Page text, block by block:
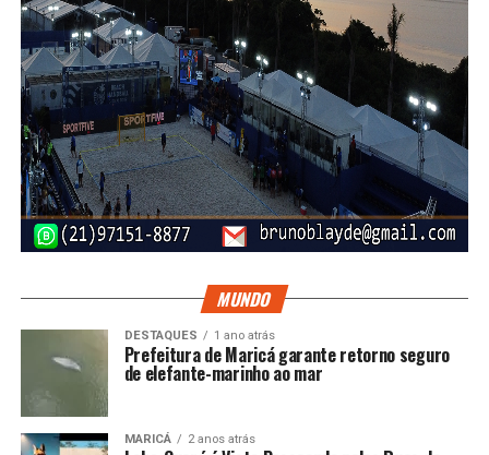
MUNDO
DESTAQUES 1 ano atrás
Prefeitura de Maricá garante retorno seguro
de elefante-marinho ao mar
MARICÁ 2 anos atrás